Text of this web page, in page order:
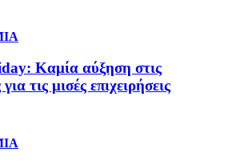
Καμία αύξηση στις
τις μισές επιχειρήσεις